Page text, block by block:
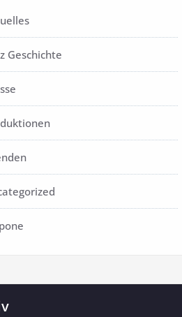
Geschichte